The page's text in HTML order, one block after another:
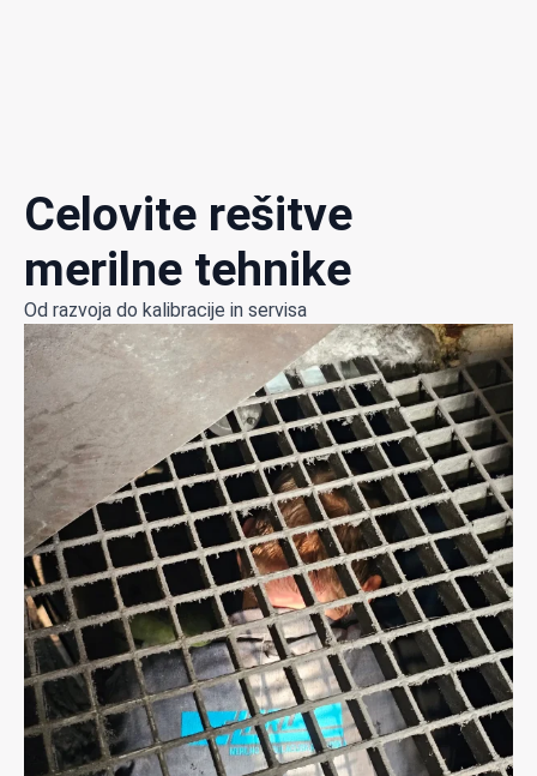
Celovite rešitve
merilne tehnike
Od razvoja do kalibracije in servisa